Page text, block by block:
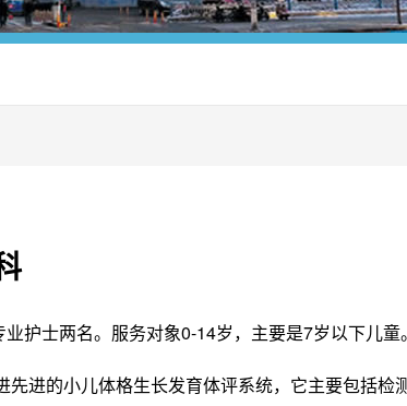
护士两名。服务对象0-14岁，主要是7岁以下儿童。
进的小儿体格生长发育体评系统，它主要包括检